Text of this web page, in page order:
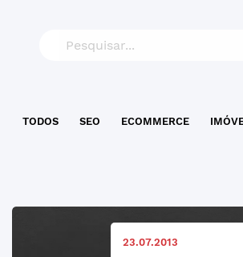
TODOS SEO ECOMMERCE
23.07.2013